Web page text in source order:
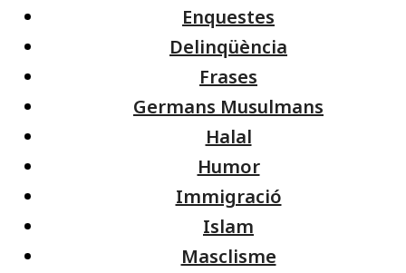
Enquestes
Delinqüència
Frases
Germans Musulmans
Halal
Humor
Immigració
Islam
Masclisme